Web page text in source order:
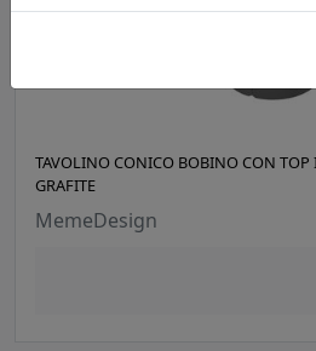
TAVOLINO CONICO BOBINO CON
GRAFITE
MemeDesign